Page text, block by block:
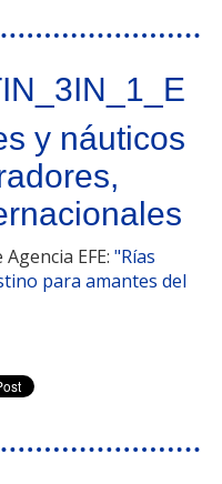
y náuticos
EFE: "Rías
para amantes del
accesibles, integradores,